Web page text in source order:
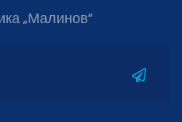
„Малинов“